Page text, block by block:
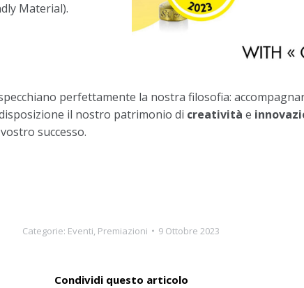
Material).
perfettamente la nostra filosofia:
il nostro patrimonio di creatività e
successo.
Categorie: Eventi, Premiazioni 9 Ottobre 2023
Condividi questo articolo